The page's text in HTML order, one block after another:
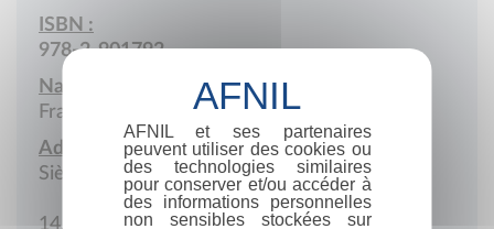
ISBN :
978-2-901792
Nationalité :
France
Adresse :
Siège social
14, rue de l'Armorique
AFNIL et ses partenaires
peuvent utiliser des cookies ou
des technologies similaires
pour conserver et/ou accéder à
des informations personnelles
non sensibles stockées sur